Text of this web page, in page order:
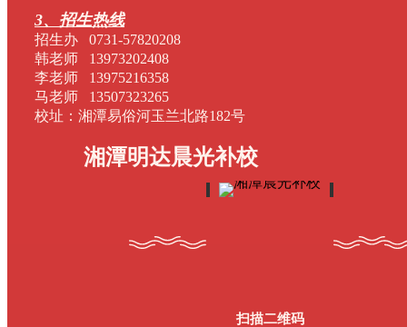
3、招生热线
招生办 0731-57820208
韩老师 13973202408
李老师 13975216358
马老师 13507323265
校址：湘潭易俗河玉兰北路182号
湘潭明达晨光补校
扫描二维码